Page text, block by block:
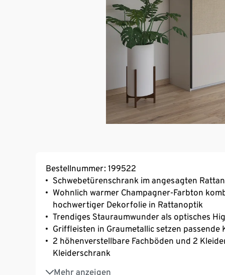
Bestellnummer: 199522
Schwebetürenschrank im angesagten
Wohnlich warmer Champagner-Farbton
hochwertiger Dekorfolie in Rattanoptik
Trendiges Stauraumwunder als optisches
Griffleisten in Graumetallic setzen passende
2 höhenverstellbare Fachböden und 2
Kleiderschrank
Mehr anzeigen
Nachhaltig gefertigt